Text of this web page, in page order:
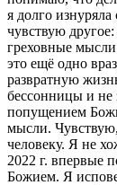
я долго
чувствую
греховные
это ещё одно
развратную
бессонницы и не
попущением
мысли. Чувствую,
человеку. Я не
2022 г. впервые
Божием. Я